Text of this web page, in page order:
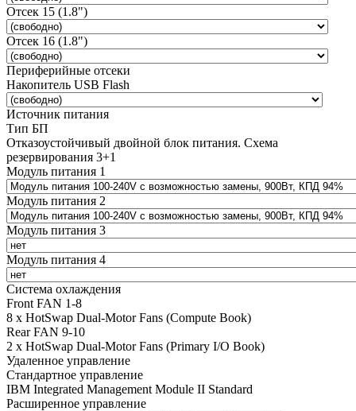
Отсек 15 (1.8")
Отсек 16 (1.8")
Периферийные отсеки
Накопитель USB Flash
Источник питания
Тип БП
Отказоустойчивый двойной блок питания. Схема
резервирования 3+1
Модуль питания 1
Модуль питания 2
Модуль питания 3
Модуль питания 4
Система охлаждения
Front FAN 1-8
8 x HotSwap Dual-Motor Fans (Compute Book)
Rear FAN 9-10
2 x HotSwap Dual-Motor Fans (Primary I/O Book)
Удаленное управление
Стандартное управление
IBM Integrated Management Module II Standard
Расширенное управление